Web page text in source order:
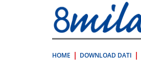
direttamente
a:
Contenuto
HOME DOWNLOAD DATI